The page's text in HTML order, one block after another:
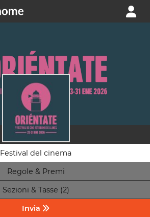
Festival del cinema
Regole & Premi
Sezioni & Tasse (2)
Invia